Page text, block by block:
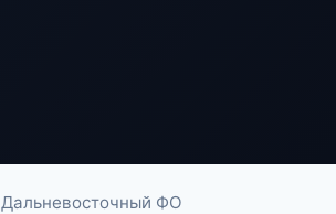
Дальневосточный ФО